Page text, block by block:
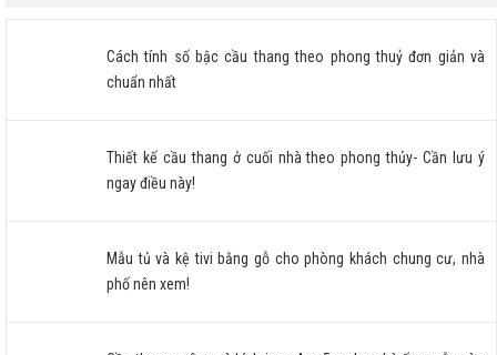
Cách tính số bậc cầu thang theo phong thuỷ đơn giản và
chuẩn nhất
Thiết kế cầu thang ở cuối nhà theo phong thủy- Cần lưu ý
ngay điều này!
Mẫu tủ và kệ tivi bằng gỗ cho phòng khách chung cư, nhà
phố nên xem!